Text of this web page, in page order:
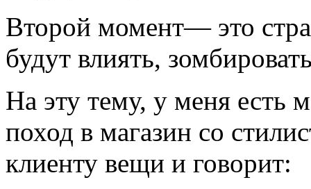
Второй момент― это
будут влиять,
На эту тему, у меня есть
поход в магазин со
клиенту вещи и говорит: